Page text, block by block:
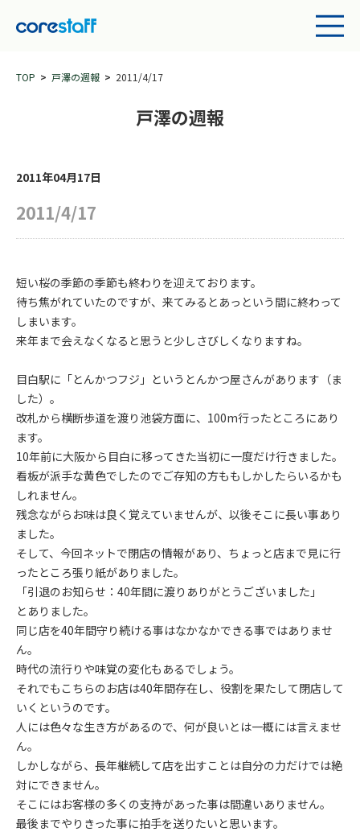
TOP 戸澤の週報 2011/4/17
戸澤の週報
2011年04月17日
2011/4/17
短い桜の季節の季節も終わりを迎えております。
待ち焦がれていたのですが、来てみるとあっという間に終わって
しまいます。
来年まで会えなくなると思うと少しさびしくなりますね。
目白駅に「とんかつフジ」というとんかつ屋さんがあります（ま
した）。
改札から横断歩道を渡り池袋方面に、100m行ったところにあり
ます。
10年前に大阪から目白に移ってきた当初に一度だけ行きました。
看板が派手な黄色でしたのでご存知の方ももしかしたらいるかも
しれません。
残念ながらお味は良く覚えていませんが、以後そこに長い事あり
ました。
そして、今回ネットで閉店の情報があり、ちょっと店まで見に行
ったところ張り紙がありました。
「引退のお知らせ：40年間に渡りありがとうございました｣
とありました。
同じ店を40年間守り続ける事はなかなかできる事ではありませ
ん。
時代の流行りや味覚の変化もあるでしょう。
それでもこちらのお店は40年間存在し、役割を果たして閉店して
いくというのです。
人には色々な生き方があるので、何が良いとは一概には言えませ
ん。
しかしながら、長年継続して店を出すことは自分の力だけでは絶
対にできません。
そこにはお客様の多くの支持があった事は間違いありません。
最後までやりきった事に拍手を送りたいと思います。